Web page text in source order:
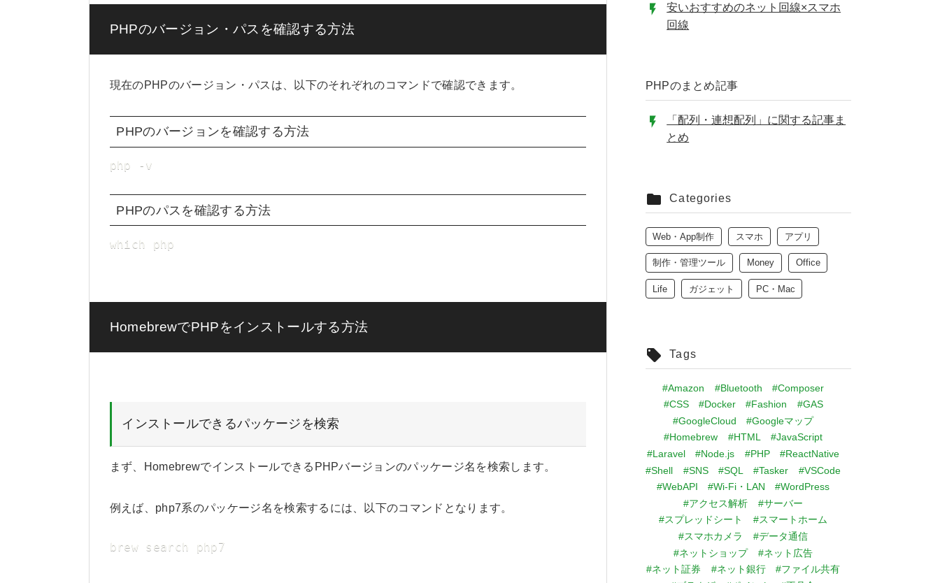
PHPのバージョン・パスを確認する方法
現在のPHPのバージョン・パスは、以下のそれぞれのコマンドで確認できます。
PHPのバージョンを確認する方法
php -v
PHPのパスを確認する方法
which php
HomebrewでPHPをインストールする方法
インストールできるパッケージを検索
まず、HomebrewでインストールできるPHPバージョンのパッケージ名を検索します。
例えば、php7系のパッケージ名を検索するには、以下のコマンドとなります。
brew search php7
安いおすすめのネット回線×スマホ
回線
PHPのまとめ記事
「配列・連想配列」に関する記事ま
とめ
Categories
Web・App制作 スマホ アプリ
制作・管理ツール Money Office
Life ガジェット PC・Mac
Tags
#Amazon #Bluetooth
#Composer
#CSS
#Docker #Fashion
#GAS
#GoogleCloud
#Googleマップ
#Homebrew
#HTML
#JavaScript
#Laravel
#Node.js #PHP
#ReactNative
#Shell
#SNS #SQL #Tasker
#VSCode
#WebAPI
#Wi-Fi・LAN
#WordPress
#アクセス解析
#サーバー
#スプレッドシート
#スマートホーム
#スマホカメラ
#データ通信
#ネットショップ
#ネット広告
#ネット証券
#ネット銀行
#ファイル共有